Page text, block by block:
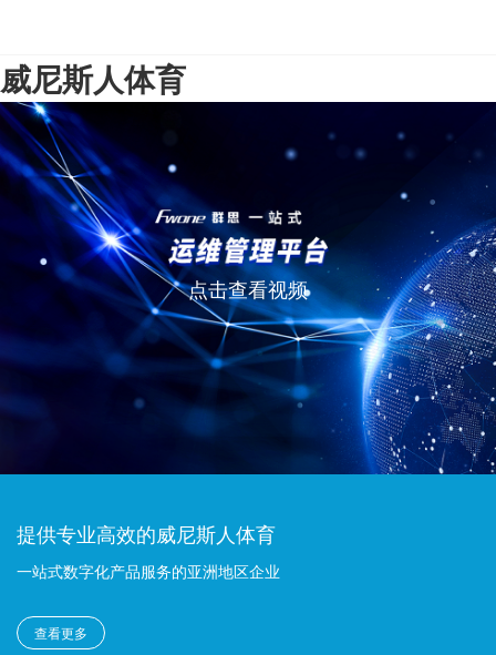
威尼斯人体育
点击查看视频
提供专业高效的威尼斯人体育
一站式数字化产品服务的亚洲地区企业
查看更多